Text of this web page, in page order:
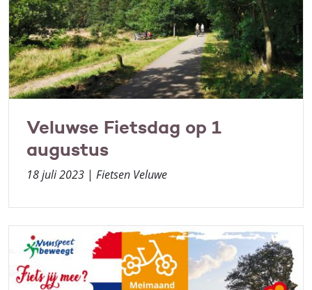
Veluwse Fietsdag op 1
augustus
18 juli 2023 | Fietsen Veluwe